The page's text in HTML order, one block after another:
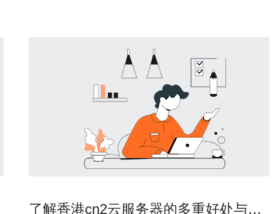
了解香港cn2云服务器的多重好处与应